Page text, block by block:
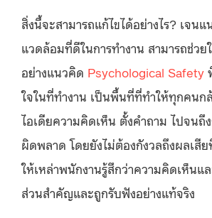
สิ่งนี้จะสามารถแก้ไขได้อย่างไร? เจน
แวดล้อมที่ดีในการทำงาน สามารถช่วย
อย่างแนวคิด Psychological Safety
ใจในที่ทำงาน เป็นพื้นที่ที่ทำให้ทุกคนก
ไอเดียความคิดเห็น ตั้งคำถาม ไปจนถึ
ผิดพลาด โดยยังไม่ต้องกังวลถึงผลเสี
ให้เหล่าพนักงานรู้สึกว่าความคิดเห็นแ
ส่วนสำคัญและถูกรับฟังอย่างแท้จริง